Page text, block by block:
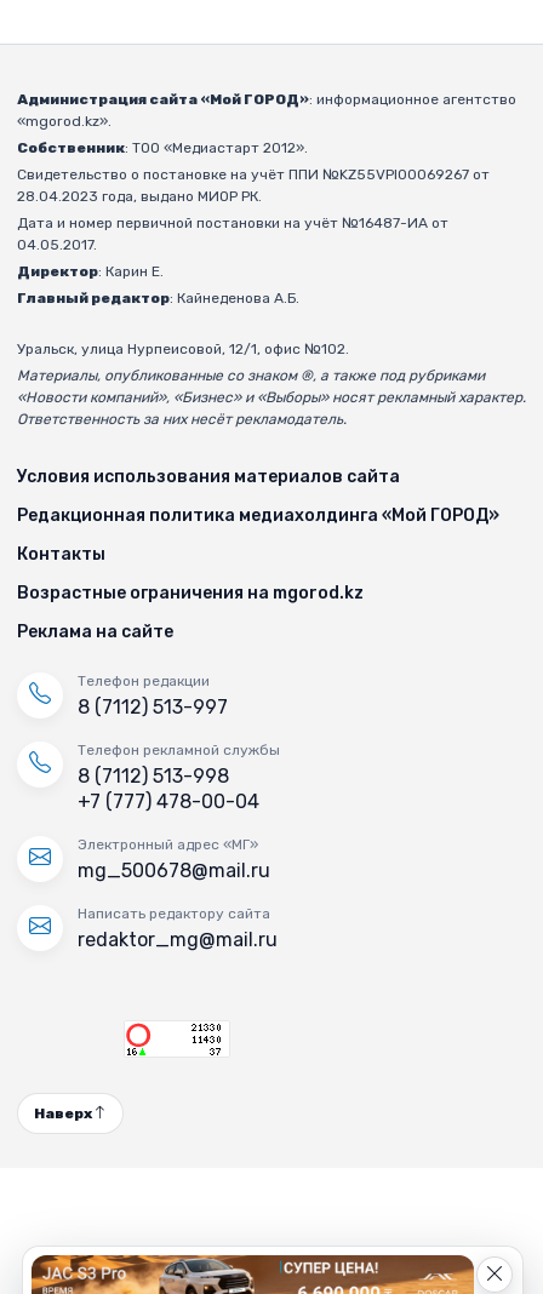
Администрация сайта «Мой ГОРОД»: информационное агентство
«mgorod.kz».
Собственник: ТОО «Медиастарт 2012».
Свидетельство о постановке на учёт ППИ №KZ55VPI00069267 от
28.04.2023 года, выдано МИОР РК.
Дата и номер первичной постановки на учёт №16487-ИА от
04.05.2017.
Директор: Карин Е.
Главный редактор: Кайнеденова А.Б.
Уральск, улица Нурпеисовой, 12/1, офис №102.
Материалы, опубликованные со знаком ®, а также под рубриками
«Новости компаний», «Бизнес» и «Выборы» носят рекламный характер.
Ответственность за них несёт рекламодатель.
Условия использования материалов сайта
Редакционная политика медиахолдинга «Мой ГОРОД»
Контакты
Возрастные ограничения на mgorod.kz
Реклама на сайте
Телефон редакции
8 (7112) 513-997
Телефон рекламной службы
8 (7112) 513-998
+7 (777) 478-00-04
Электронный адрес «МГ»
mg_500678@mail.ru
Написать редактору сайта
redaktor_mg@mail.ru
Наверх